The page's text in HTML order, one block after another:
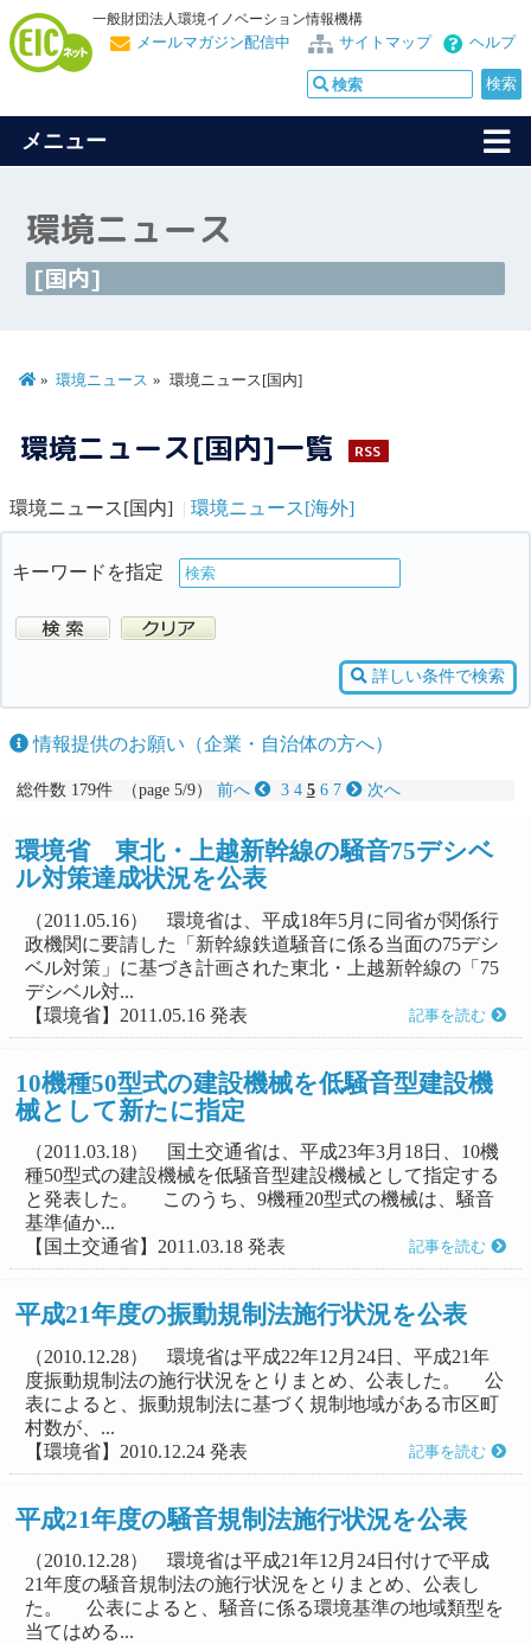
一般財団法人環境イノベーション情報機構
ヘルプ
サイトマップ
メールマガジン配信中
メニュー
環境ニュース
[国内]
環境ニュース 環境ニュース[国内]
環境ニュース[国内]一覧 RSS
環境ニュース[国内] 環境ニュース[海外]
キーワードを指定
詳しい条件で検索
情報提供のお願い（企業・自治体の方へ）
総件数 179件 （page 5/9） 前へ 3 4 5 6 7 次へ
環境省 東北・上越新幹線の騒音75デシベ
ル対策達成状況を公表
（2011.05.16） 環境省は、平成18年5月に同省が関係行
政機関に要請した「新幹線鉄道騒音に係る当面の75デシ
ベル対策」に基づき計画された東北・上越新幹線の「75
デシベル対...
【環境省】2011.05.16 発表
記事を読む
10機種50型式の建設機械を低騒音型建設機
械として新たに指定
（2011.03.18） 国土交通省は、平成23年3月18日、10機
種50型式の建設機械を低騒音型建設機械として指定する
と発表した。 このうち、9機種20型式の機械は、騒音
基準値か...
【国土交通省】2011.03.18 発表
記事を読む
平成21年度の振動規制法施行状況を公表
（2010.12.28） 環境省は平成22年12月24日、平成21年
度振動規制法の施行状況をとりまとめ、公表した。 公
表によると、振動規制法に基づく規制地域がある市区町
村数が、...
【環境省】2010.12.24 発表
記事を読む
平成21年度の騒音規制法施行状況を公表
（2010.12.28） 環境省は平成21年12月24日付けで平成
21年度の騒音規制法の施行状況をとりまとめ、公表し
た。 公表によると、騒音に係る環境基準の地域類型を
当てはめる...